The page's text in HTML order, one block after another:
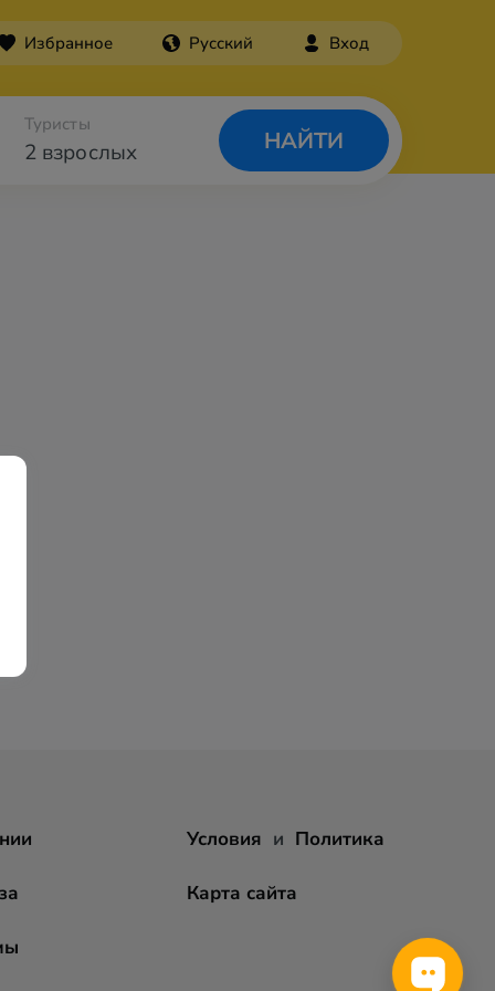
Избранное Русский Вход
2 взрослых
Туристы
НАЙТИ
Условия и Политика
Карта сайта